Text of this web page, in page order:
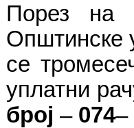
Порез на
Општинске
се
уплатни
број – 074–